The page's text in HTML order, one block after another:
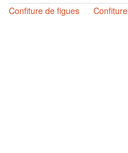
Confiture de figues
Confiture